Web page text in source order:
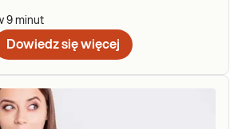
9 minut
Dowiedz się więcej